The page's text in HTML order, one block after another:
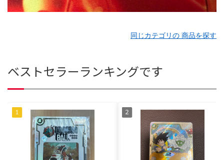
同じカテゴリの 商品を探す
ベストセラーランキングです